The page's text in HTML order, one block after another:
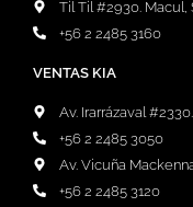
Til Til #2930. Macul,
+56 2 2485 3160
VENTAS KIA
Av. Irarrázaval
+56 2 2485 3050
Av. Vicuña
+56 2 2485 3120